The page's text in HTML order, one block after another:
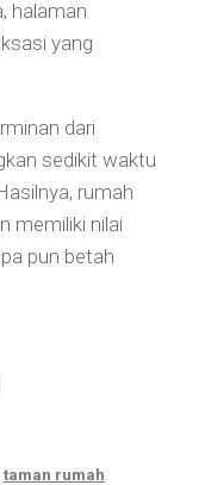
halaman
yang
dari
sedikit waktu
rumah
memiliki nilai
pun betah
taman rumah.